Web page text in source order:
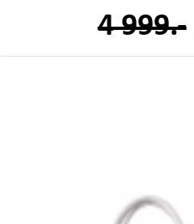
4 999.-